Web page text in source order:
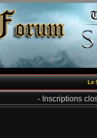
Le
- Inscriptions